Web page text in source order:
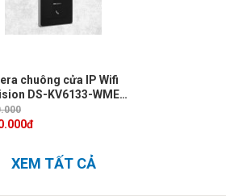
chuông cửa IP Wifi
DS-KV6133-WME1
Mifare card, True WDR
đ
XEM TẤT CẢ